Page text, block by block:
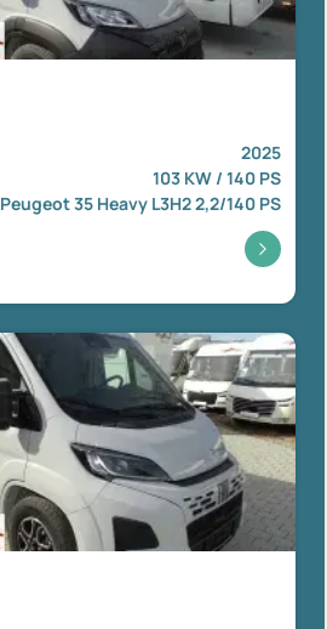
2025
103 KW / 140 PS
Peugeot 35 Heavy L3H2 2,2/140 PS